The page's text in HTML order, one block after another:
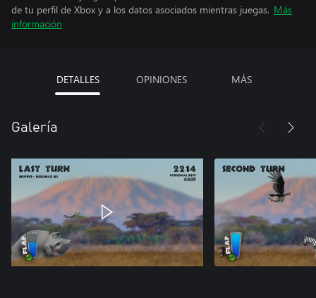
de tu perfil de Xbox y a los datos asociados mientras juegas. Más
información
DETALLES OPINIONES MÁS
Galería